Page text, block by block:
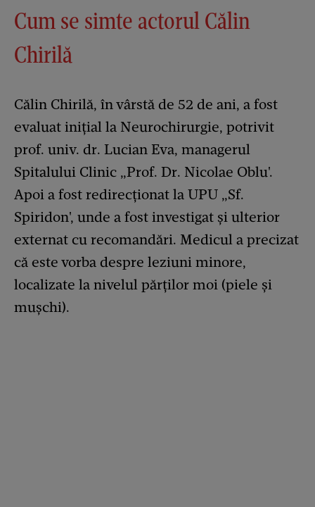
Cum se simte actorul Călin
Chirilă
Călin Chirilă, în vârstă de 52 de ani, a fost
evaluat inițial la Neurochirurgie, potrivit
prof. univ. dr. Lucian Eva, managerul
Spitalului Clinic „Prof. Dr. Nicolae Oblu'.
Apoi a fost redirecționat la UPU „Sf.
Spiridon', unde a fost investigat și ulterior
externat cu recomandări. Medicul a precizat
că este vorba despre leziuni minore,
localizate la nivelul părților moi (piele și
mușchi).